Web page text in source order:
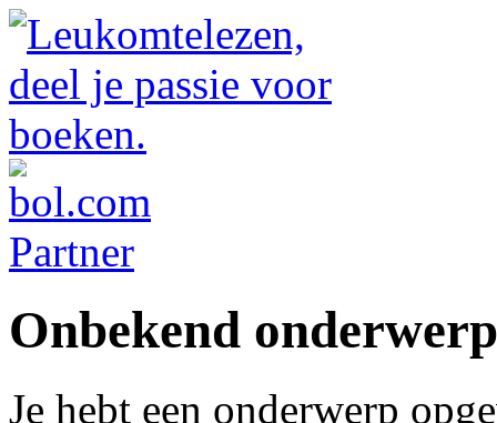
Onbekend onderwerp
Je hebt een onderwerp